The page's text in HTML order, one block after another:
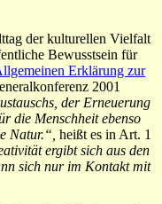
der kulturellen Vielfalt
Bewusstsein für
Erklärung zur
2001
der Erneuerung
die Menschheit ebenso
Natur.“, heißt es in Art. 1
ergibt sich aus den
sich nur im Kontakt mit